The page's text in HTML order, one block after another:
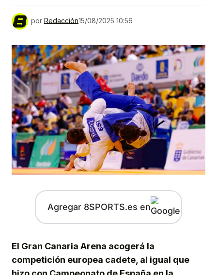
por Redacción15/08/2025 10:56
Agregar 8SPORTS.es en
El Gran Canaria Arena acogerá la
competición europea cadete, al igual que